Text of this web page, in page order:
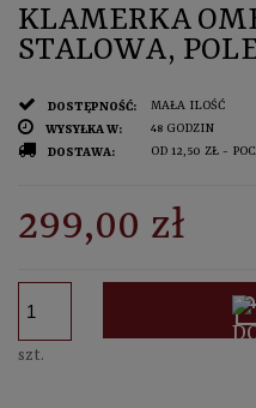
KLAMERKA
STALOWA,
DOSTĘPNOŚĆ:
MAŁA ILOŚĆ
WYSYŁKA W:
48 GODZIN
DOSTAWA:
OD 12,50 ZŁ -
299,00 zł
szt.